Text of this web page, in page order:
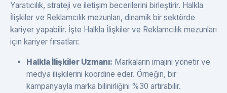
Yaratıcılık, strateji ve iletişim becerilerini birleştirir. Halkla
İlişkiler ve Reklamcılık mezunları, dinamik bir sektörde
kariyer yapabilir. İşte Halkla İlişkiler ve Reklamcılık mezunları
için kariyer fırsatları:
Halkla İlişkiler Uzmanı: Markaların imajını yönetir ve
medya ilişkilerini koordine eder. Örneğin, bir
kampanyayla marka bilinirliğini %30 artırabilir.